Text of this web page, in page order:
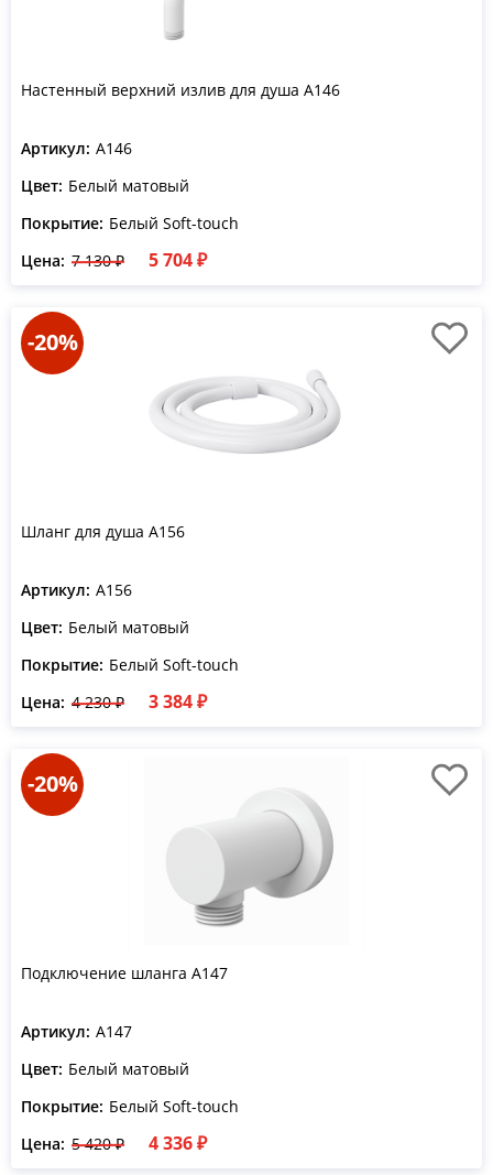
Настенный верхний излив для душа A146
Артикул: A146
Цвет: Белый матовый
Покрытие: Белый Soft-touch
Цена: 7 130 ₽ 5 704 ₽
-20%
Шланг для душа A156
Артикул: A156
Цвет: Белый матовый
Покрытие: Белый Soft-touch
Цена: 4 230 ₽ 3 384 ₽
-20%
Подключение шланга A147
Артикул: A147
Цвет: Белый матовый
Покрытие: Белый Soft-touch
Цена: 5 420 ₽ 4 336 ₽